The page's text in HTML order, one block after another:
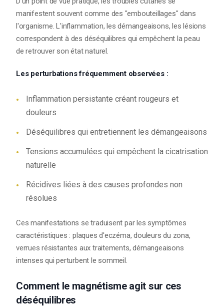
manifestent souvent comme des "embouteillages" dans
l'organisme. L'inflammation, les démangeaisons, les lésions
correspondent à des déséquilibres qui empêchent la peau
de retrouver son état naturel.
Les perturbations fréquemment observées :
Inflammation persistante créant rougeurs et
douleurs
Déséquilibres qui entretiennent les démangeaisons
Tensions accumulées qui empêchent la cicatrisation
naturelle
Récidives liées à des causes profondes non
résolues
Ces manifestations se traduisent par les symptômes
caractéristiques : plaques d'eczéma, douleurs du zona,
verrues résistantes aux traitements, démangeaisons
intenses qui perturbent le sommeil.
Comment le magnétisme agit sur ces
déséquilibres